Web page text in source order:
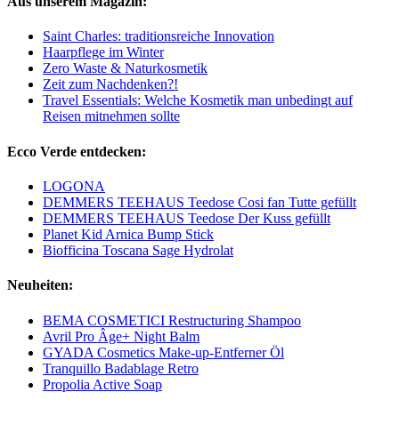
Saint Charles: traditionsreiche Innovation
Haarpflege im Winter
Zero Waste & Naturkosmetik
Zeit zum Nachdenken?!
Travel Essentials: Welche Kosmetik man unbedingt auf
Reisen mitnehmen sollte
Ecco Verde entdecken:
LOGONA
DEMMERS TEEHAUS Teedose Cosi fan Tutte gefüllt
DEMMERS TEEHAUS Teedose Der Kuss gefüllt
Planet Kid Arnica Bump Stick
Biofficina Toscana Sage Hydrolat
Neuheiten:
BEMA COSMETICI Restructuring Shampoo
Avril Pro Âge+ Night Balm
GYADA Cosmetics Make-up-Entferner Öl
Tranquillo Badablage Retro
Propolia Active Soap